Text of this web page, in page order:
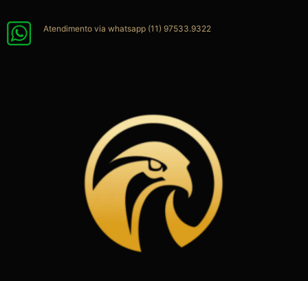
para
Atendimento via whatsapp (11) 97533.9322